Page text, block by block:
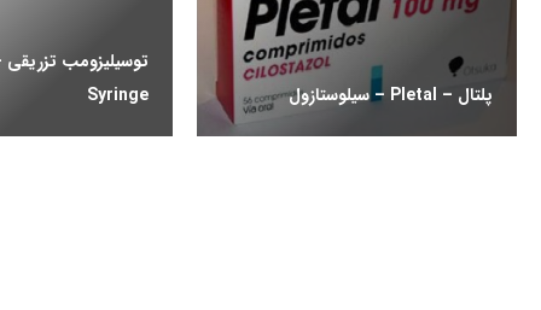
پلتال – Pletal – سیلوستازول Syringe